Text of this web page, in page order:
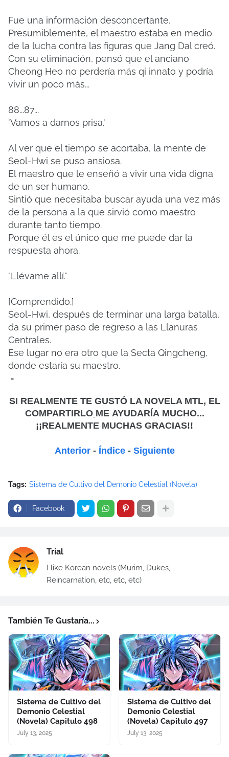
Fue una información desconcertante.
Presumiblemente, el maestro estaba en medio
de la lucha contra las figuras que Jang Dal creó.
Con su eliminación, pensó que el anciano
Cheong Heo no perdería más qi innato y podría
vivir un poco más...
88...87...
'Vamos a darnos prisa.'
Al ver que el tiempo se acortaba, la mente de
Seol-Hwi se puso ansiosa.
El maestro que le enseñó a vivir una vida digna
de un ser humano.
Sintió que necesitaba buscar ayuda una vez más
de la persona a la que sirvió como maestro
durante tanto tiempo.
Porque él es el único que me puede dar la
respuesta ahora.
"Llévame allí."
[Comprendido.]
Seol-Hwi, después de terminar una larga batalla,
da su primer paso de regreso a las Llanuras
Centrales.
Ese lugar no era otro que la Secta Qingcheng,
donde estaría su maestro.
-
SI REALMENTE TE GUSTÓ LA NOVELA MTL, EL
COMPARTIRLO ME AYUDARÍA MUCHO...
¡¡REALMENTE MUCHAS GRACIAS!!
Anterior - Índice - Siguiente
Tags: Sistema de Cultivo del Demonio Celestial (Novela)
Facebook
Trial
I like Korean novels (Murim, Dukes,
Reincarnation, etc, etc, etc)
También Te Gustaría...
Sistema de Cultivo del
Demonio Celestial
(Novela) Capitulo 498
July 13, 2025
Sistema de Cultivo del
Demonio Celestial
(Novela) Capitulo 497
July 13, 2025